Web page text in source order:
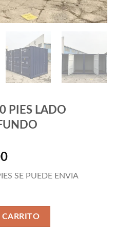
PIES LADO
El
actual
$1,325.00.
SE PUEDE ENVIA